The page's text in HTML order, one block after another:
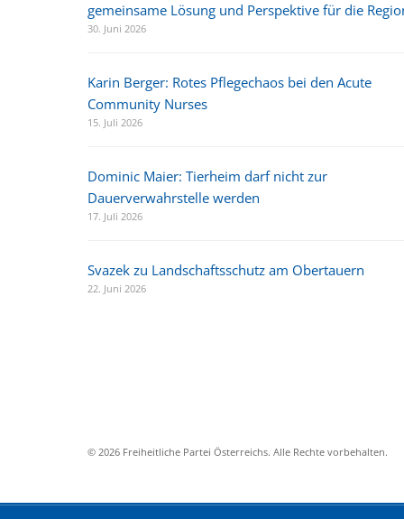
gemeinsame Lösung und Perspektive für die
30. Juni 2026
Karin Berger: Rotes Pflegechaos bei den Acute
Community Nurses
15. Juli 2026
Dominic Maier: Tierheim darf nicht zur
Dauerverwahrstelle werden
17. Juli 2026
Svazek zu Landschaftsschutz am Obertauern
22. Juni 2026
© 2026 Freiheitliche Partei Österreichs. Alle Rechte vorbehalten.